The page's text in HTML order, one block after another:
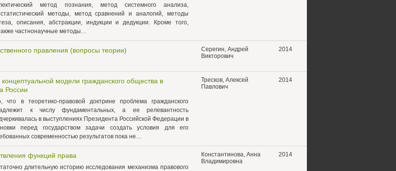
метод познания, метод системного анализа,
методы, метод сравнений и аналогий, методы
описания, абстракции, индукции и дедукции. Кроме того,
частнонаучные методы…
правления (вопросы теории)
Серегин, Андрей
Викторович
2014
модели гражданского общества в
России
что в теоретико-правовой доктрине проблема гражданского
к числу фундаментальных, а ее релевантность
в выступлениях Президента Российской Федерации в
перед государством задачи создать условия для его
современностью результатов пока не…
Тресков, Алексей
Павлович
2014
функций права
длительную историю исследования механизма правового
Константинова, Анна
Владимировна
2014